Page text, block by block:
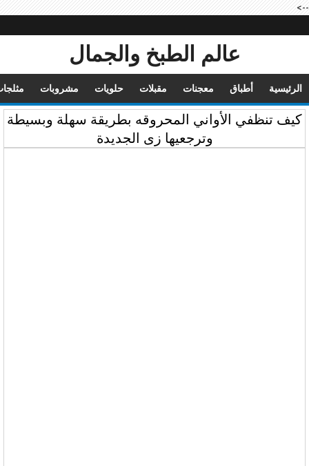
-->
عالم الطبخ والجمال
الرئيسية أطباق معجنات مقبلات حلويات مشروبات
كيف تنظفي الأواني المحروقه بطريقة سهلة وبسيطة
وترجعيها زى الجديدة